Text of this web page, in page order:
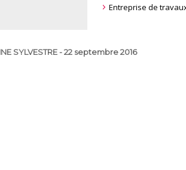
Entreprise de
SYLVESTRE - 22 septembre 2016